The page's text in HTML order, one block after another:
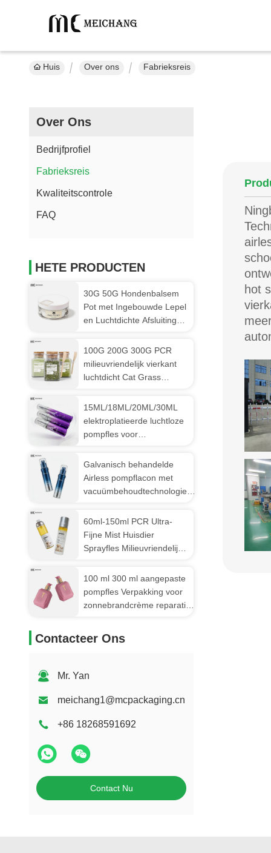
Huis Over ons Fabrieksreis
Over Ons
Bedrijfprofiel
Fabrieksreis
Kwaliteitscontrole
FAQ
HETE PRODUCTEN
30G 50G Hondenbalsem
Pot met Ingebouwde Lepel
en Luchtdichte Afsluiting
Verzorging van
Hondenpoten & Neus
100G 200G 300G PCR
milieuvriendelijk vierkant
luchtdicht Cat Grass
verlies huisdiervoeding met
meetlepel ((MC-P-550-1)
15ML/18ML/20ML/30ML
elektroplatieerde luchtloze
pompfles voor
verpakkingen voor
huidverzorging ((MC-260)
Galvanisch behandelde
Airless pompflacon met
vacuümbehoudtechnologie
huidverzorgingsverpakkingen
60ml-150ml PCR Ultra-
Fijne Mist Huisdier
Sprayfles Milieuvriendelijke
Plastic Pompfles
100 ml 300 ml aangepaste
pompfles Verpakking voor
zonnebrandcrème reparatie
((MC-433)
Contacteer Ons
Mr. Yan
meichang1@mcpackaging.cn
+86 18268591692
Contact Nu
hot